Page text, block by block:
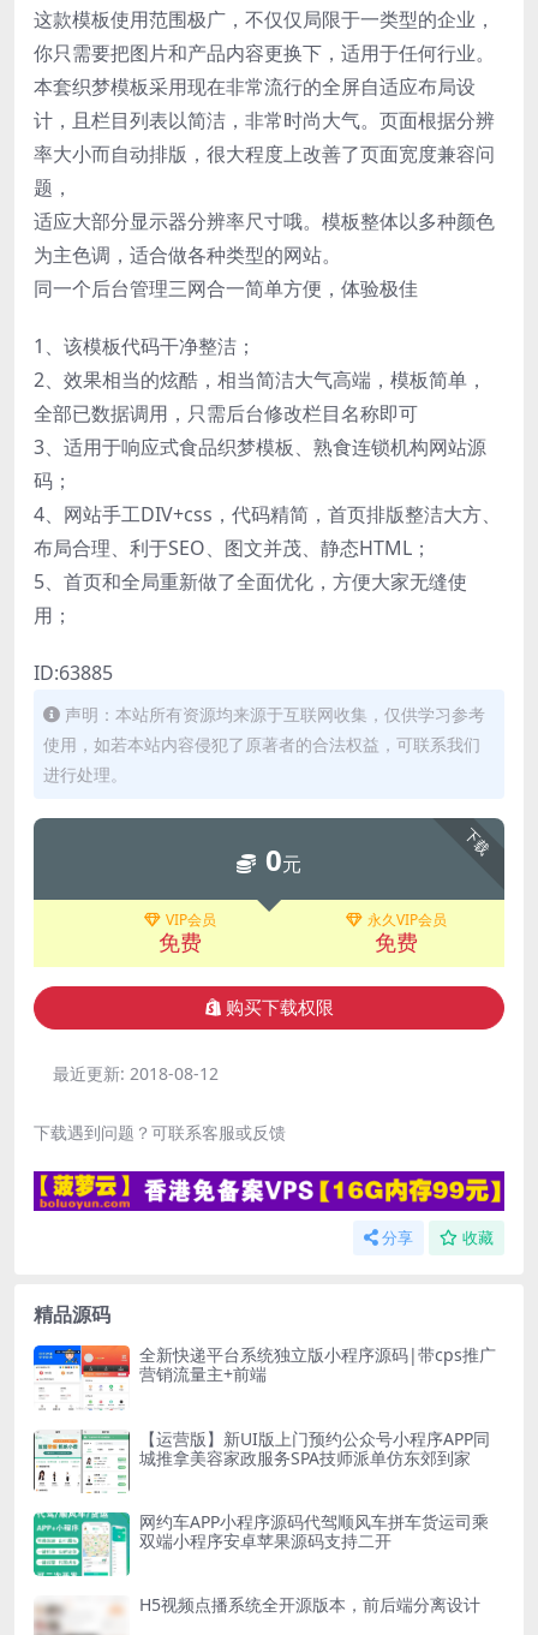
这款模板使用范围极广，不仅仅局限于一类型的企业，
你只需要把图片和产品内容更换下，适用于任何行业。
本套织梦模板采用现在非常流行的全屏自适应布局设
计，且栏目列表以简洁，非常时尚大气。页面根据分辨
率大小而自动排版，很大程度上改善了页面宽度兼容问
题，
适应大部分显示器分辨率尺寸哦。模板整体以多种颜色
为主色调，适合做各种类型的网站。
同一个后台管理三网合一简单方便，体验极佳
1、该模板代码干净整洁；
2、效果相当的炫酷，相当简洁大气高端，模板简单，
全部已数据调用，只需后台修改栏目名称即可
3、适用于响应式食品织梦模板、熟食连锁机构网站源
码；
4、网站手工DIV+css，代码精简，首页排版整洁大方、
布局合理、利于SEO、图文并茂、静态HTML；
5、首页和全局重新做了全面优化，方便大家无缝使
用；
ID:63885
声明：本站所有资源均来源于互联网收集，仅供学习参考
使用，如若本站内容侵犯了原著者的合法权益，可联系我们
进行处理。
下载
0元
VIP会员
免费
永久VIP会员
免费
购买下载权限
最近更新: 2018-08-12
下载遇到问题？可联系客服或反馈
分享 收藏
精品源码
全新快递平台系统独立版小程序源码|带cps推广
营销流量主+前端
【运营版】新UI版上门预约公众号小程序APP同
城推拿美容家政服务SPA技师派单仿东郊到家
网约车APP小程序源码代驾顺风车拼车货运司乘
双端小程序安卓苹果源码支持二开
H5视频点播系统全开源版本，前后端分离设计